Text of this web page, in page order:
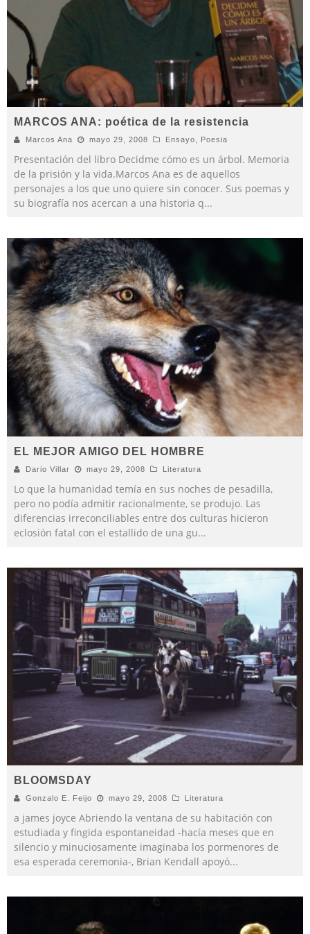
MARCOS ANA: poética de la resistencia
Marcos Ana mayo 29, 2008 Ensayo Poesia
Presentación del libro Decidme cómo es un árbol. Memoria
de la prisión y la vida.Marcos Ana es de aquellos
personajes a los que uno quiere sin conocer. Sus poemas y
su biografía nos acercan a una historia q...
EL MEJOR AMIGO DEL HOMBRE
Dario Villar mayo 29, 2008 Literatura
Lo que la humanidad temía en sus noches de pesa­dilla,
pero no podía admitir racionalmente, se produjo. Las
diferencias irreconciliables entre dos culturas hicieron
eclosión fatal con el estallido de una gu...
BLOOMSDAY
Gonzalo E. Feijo mayo 29, 2008 Literatura
a james joyce Abriendo la ventana de su habitación con
estudiada y fingida espontaneidad -hacía meses que en
silencio y minuciosamente imaginaba los pormenores de
esa esperada ceremonia-, Brian Kendall apoyó...